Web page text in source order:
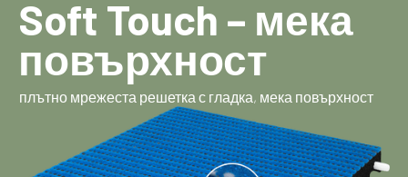
Soft Touch – мека
повърхност
плътно мрежеста решетка с гладка, мека повърхност